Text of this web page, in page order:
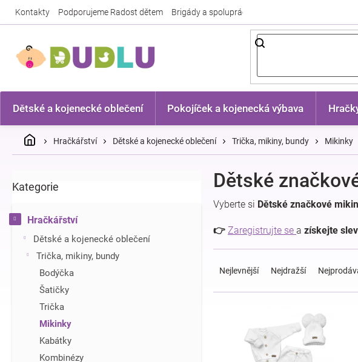
Kontakty Podporujeme Radost dětem Brigády a spolupráce
Dětské a kojenecké oblečení Pokojíček a kojenecká výbava
DomůHračkářství Dětské a kojenecké oblečení Trička, mikiny, bundy Mikinky
o
t
r
Přeskočit
Kategorie
Hračkářství
Dětské a kojenecké oblečení
Trička, mikiny, bundy
Bodýčka
Šatičky
Trička
Mikinky
Kabátky
Kombinézy
Dětské
Vyberte si Dětské značkové
👉 Zaregistrujte se a získejte
e
Nejlevnější Nejdražší